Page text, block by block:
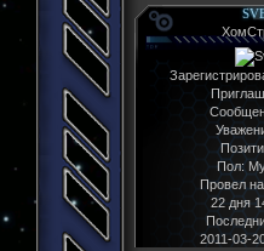
Пол:
Провел
22 дня
2011-03-